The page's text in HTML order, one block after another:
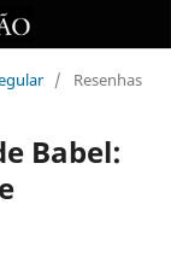
/ Resenhas
Babel: